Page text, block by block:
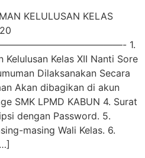
KELULUSAN KELAS
1.
Kelulusan Kelas XII Nanti Sore
Dilaksanakan Secara
Akan dibagikan di akun
SMK LPMD KABUN 4. Surat
dengan Password. 5.
masing Wali Kelas. 6.